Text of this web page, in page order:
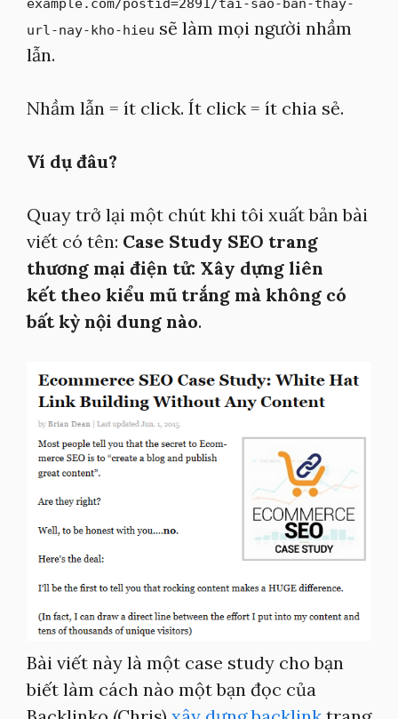
example.com/postid=2891/tai-sao-ban-thay-
url-nay-kho-hieu sẽ làm mọi người nhầm
lẫn.
Nhầm lẫn = ít click. Ít click = ít chia sẻ.
Ví dụ đâu?
Quay trở lại một chút khi tôi xuất bản bài
viết có tên: Case Study SEO trang
thương mại điện tử: Xây dựng liên
kết theo kiểu mũ trắng mà không có
bất kỳ nội dung nào.
Bài viết này là một case study cho bạn
biết làm cách nào một bạn đọc của